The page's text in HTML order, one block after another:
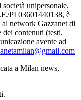
unipersonale,
PI 03601440138, è
network Gazzanet di
contenuti (testi,
avente ad
a Milan news,